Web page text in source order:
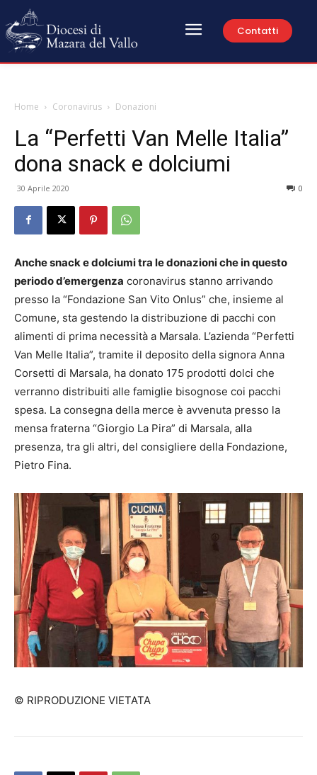
Contatti
Home Coronavirus Donazioni
La “Perfetti Van Melle Italia”
dona snack e dolciumi
30 Aprile 2020 0
Anche snack e dolciumi tra le donazioni che in questo
periodo d’emergenza coronavirus stanno arrivando
presso la “Fondazione San Vito Onlus” che, insieme al
Comune, sta gestendo la distribuzione di pacchi con
alimenti di prima necessità a Marsala. L’azienda “Perfetti
Van Melle Italia”, tramite il deposito della signora Anna
Corsetti di Marsala, ha donato 175 prodotti dolci che
verranno distribuiti alle famiglie bisognose coi pacchi
spesa. La consegna della merce è avvenuta presso la
mensa fraterna “Giorgio La Pira” di Marsala, alla
presenza, tra gli altri, del consigliere della Fondazione,
Pietro Fina.
© RIPRODUZIONE VIETATA